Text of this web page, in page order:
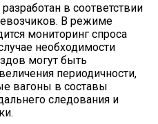
в соответствии
В режиме
мониторинг спроса
необходимости
могут быть
периодичности,
вагоны в составы
следования и